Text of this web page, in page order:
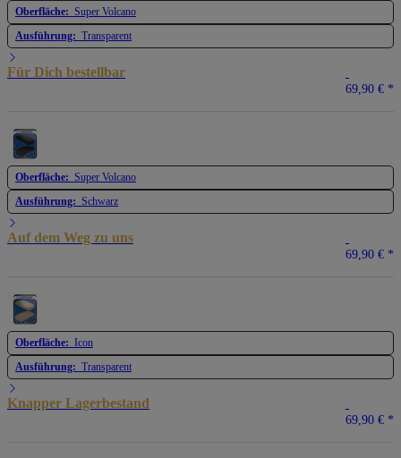
Oberfläche: Super Volcano
Ausführung: Transparent
Für Dich bestellbar
69,90 € *
Oberfläche: Super Volcano
Ausführung: Schwarz
Auf dem Weg zu uns
69,90 € *
Oberfläche: Icon
Ausführung: Transparent
Knapper Lagerbestand
69,90 € *